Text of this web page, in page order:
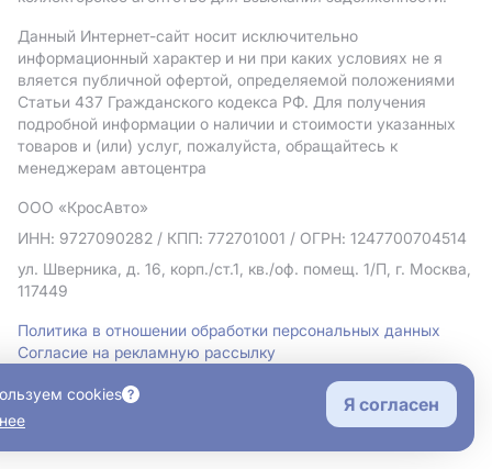
Данный Интернет-сайт носит исключительно
информационный характер и ни при каких условиях не я
вляется публичной офертой, определяемой положениями
Статьи 437 Гражданского кодекса РФ. Для получения
подробной информации о наличии и стоимости указанных
товаров и (или) услуг, пожалуйста, обращайтесь к
менеджерам автоцентра
ООО «КросАвто»
ИНН: 9727090282 / КПП: 772701001 / ОГРН: 1247700704514
ул. Шверника, д. 16, корп./ст.1, кв./оф. помещ. 1/П, г. Москва,
117449
Политика в отношении обработки персональных данных
Согласие на рекламную рассылку
cookies
Я согласен